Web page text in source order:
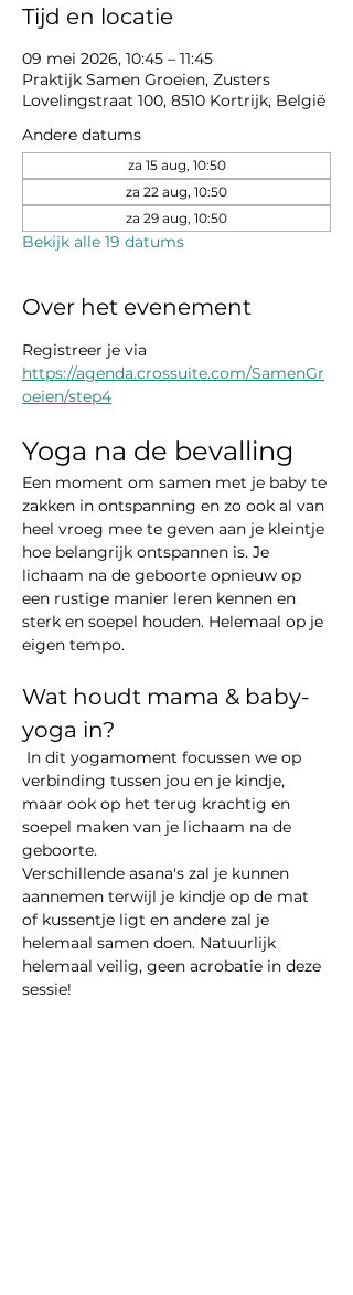
Tijd en locatie
09 mei 2026, 10:45 – 11:45
Praktijk Samen Groeien, Zusters
Lovelingstraat 100, 8510 Kortrijk, België
Andere datums
za 15 aug, 10:50
za 22 aug, 10:50
za 29 aug, 10:50
Bekijk alle 19 datums
Over het evenement
Registreer je via
https://agenda.crossuite.com/SamenGr
oeien/step4
Yoga na de bevalling
Een moment om samen met je baby te
zakken in ontspanning en zo ook al van
heel vroeg mee te geven aan je kleintje
hoe belangrijk ontspannen is. Je
lichaam na de geboorte opnieuw op
een rustige manier leren kennen en
sterk en soepel houden. Helemaal op je
eigen tempo.
Wat houdt mama & baby-
yoga in?
In dit yogamoment focussen we op
verbinding tussen jou en je kindje,
maar ook op het terug krachtig en
soepel maken van je lichaam na de
geboorte.
Verschillende asana's zal je kunnen
aannemen terwijl je kindje op de mat
of kussentje ligt en andere zal je
helemaal samen doen. Natuurlijk
helemaal veilig, geen acrobatie in deze
sessie!